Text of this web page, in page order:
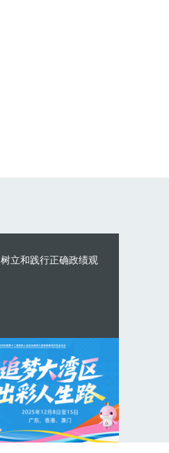
树立和践行正确政绩观